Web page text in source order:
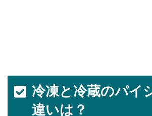
冷凍と冷蔵のパイ
違いは？